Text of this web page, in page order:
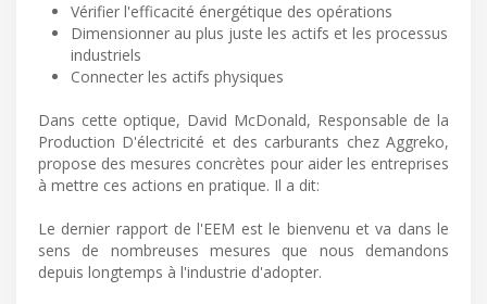
Vérifier l'efficacité énergétique des opérations
Dimensionner au plus juste les actifs et les processus
industriels
Connecter les actifs physiques
Dans cette optique, David McDonald, Responsable de la
Production D'électricité et des carburants chez Aggreko,
propose des mesures concrètes pour aider les entreprises
à mettre ces actions en pratique. Il a dit:
Le dernier rapport de l'EEM est le bienvenu et va dans le
sens de nombreuses mesures que nous demandons
depuis longtemps à l'industrie d'adopter.